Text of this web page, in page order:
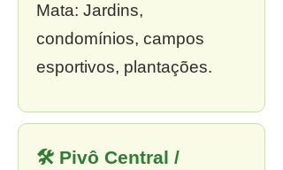
Mata: Jardins,
condomínios, campos
esportivos, plantações.
🛠 Pivô Central /